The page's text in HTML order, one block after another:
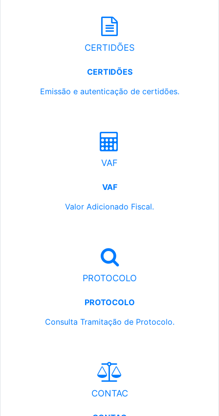
CERTIDÕES
CERTIDÕES
Emissão e autenticação de certidões.
VAF
VAF
Valor Adicionado Fiscal.
PROTOCOLO
PROTOCOLO
Consulta Tramitação de Protocolo.
CONTAC